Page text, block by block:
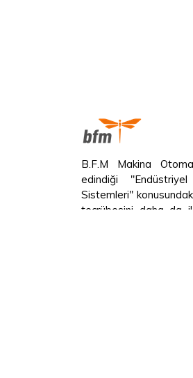
B.F.M Makina
edindiği
Sistemleri"
tecrübesini daha da